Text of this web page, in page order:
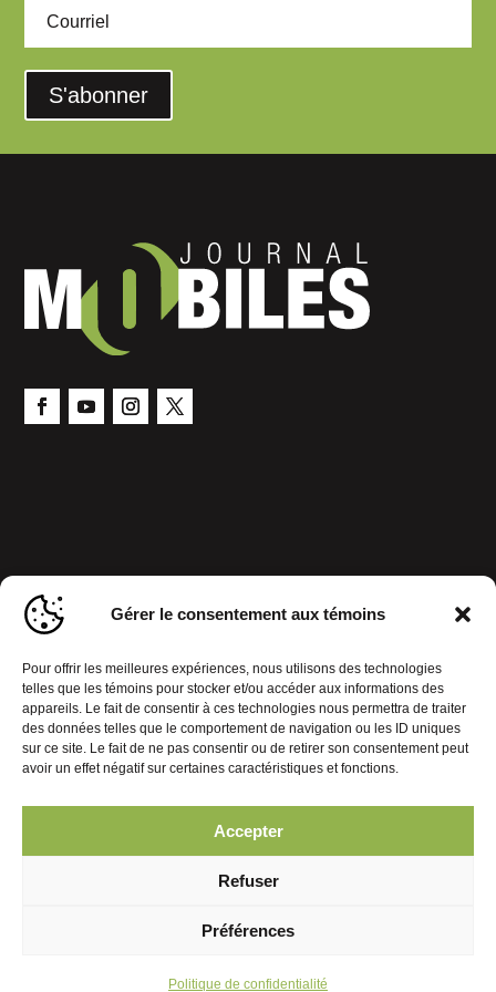
Gérer le consentement aux témoins
Pour offrir les meilleures expériences, nous utilisons des technologies
telles que les témoins pour stocker et/ou accéder aux informations des
appareils. Le fait de consentir à ces technologies nous permettra de traiter
des données telles que le comportement de navigation ou les ID uniques
sur ce site. Le fait de ne pas consentir ou de retirer son consentement peut
avoir un effet négatif sur certaines caractéristiques et fonctions.
Accepter
Refuser
Préférences
Politique de confidentialité
S'abonner
Gérer le consentement aux témoins
© 2026 Journal Mobiles. Tous droits réservés. | Réalisation :